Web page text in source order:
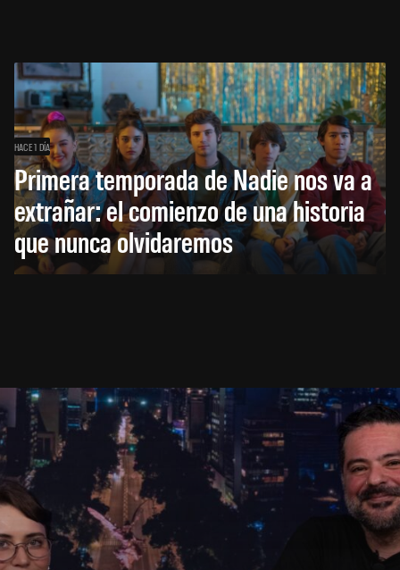
HACE 1 DÍA
Primera temporada de Nadie nos va a
extrañar: el comienzo de una historia
que nunca olvidaremos